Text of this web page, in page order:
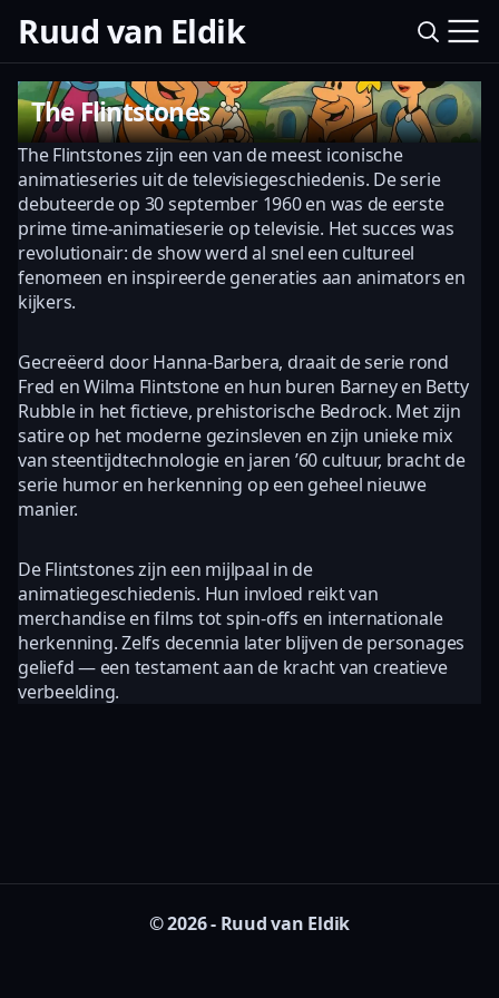
Ruud van Eldik
The Flintstones
The Flintstones zijn een van de meest iconische
animatieseries uit de televisiegeschiedenis. De serie
debuteerde op 30 september 1960 en was de eerste
prime time-animatieserie op televisie. Het succes was
revolutionair: de show werd al snel een cultureel
fenomeen en inspireerde generaties aan animators en
kijkers.
Gecreëerd door Hanna-Barbera, draait de serie rond
Fred en Wilma Flintstone en hun buren Barney en Betty
Rubble in het fictieve, prehistorische Bedrock. Met zijn
satire op het moderne gezinsleven en zijn unieke mix
van steentijdtechnologie en jaren ’60 cultuur, bracht de
serie humor en herkenning op een geheel nieuwe
manier.
De Flintstones zijn een mijlpaal in de
animatiegeschiedenis. Hun invloed reikt van
merchandise en films tot spin-offs en internationale
herkenning. Zelfs decennia later blijven de personages
geliefd — een testament aan de kracht van creatieve
verbeelding.
© 2026 - Ruud van Eldik